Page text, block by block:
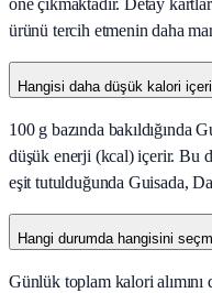
öne çıkmaktadır. Detay
ürünü tercih etmenin daha
Hangisi daha düşük kalori
100 g bazında bakıldığında
düşük enerji (kcal) içerir. Bu
eşit tutulduğunda Guisada,
Hangi durumda hangisini
Günlük toplam kalori